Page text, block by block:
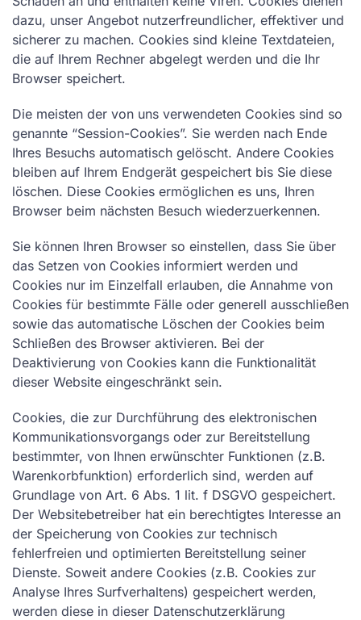
dazu, unser Angebot nutzerfreundlicher, effektiver und
sicherer zu machen. Cookies sind kleine Textdateien,
die auf Ihrem Rechner abgelegt werden und die Ihr
Browser speichert.
Die meisten der von uns verwendeten Cookies sind so
genannte “Session-Cookies”. Sie werden nach Ende
Ihres Besuchs automatisch gelöscht. Andere Cookies
bleiben auf Ihrem Endgerät gespeichert bis Sie diese
löschen. Diese Cookies ermöglichen es uns, Ihren
Browser beim nächsten Besuch wiederzuerkennen.
Sie können Ihren Browser so einstellen, dass Sie über
das Setzen von Cookies informiert werden und
Cookies nur im Einzelfall erlauben, die Annahme von
Cookies für bestimmte Fälle oder generell ausschließen
sowie das automatische Löschen der Cookies beim
Schließen des Browser aktivieren. Bei der
Deaktivierung von Cookies kann die Funktionalität
dieser Website eingeschränkt sein.
Cookies, die zur Durchführung des elektronischen
Kommunikationsvorgangs oder zur Bereitstellung
bestimmter, von Ihnen erwünschter Funktionen (z.B.
Warenkorbfunktion) erforderlich sind, werden auf
Grundlage von Art. 6 Abs. 1 lit. f DSGVO gespeichert.
Der Websitebetreiber hat ein berechtigtes Interesse an
der Speicherung von Cookies zur technisch
fehlerfreien und optimierten Bereitstellung seiner
Dienste. Soweit andere Cookies (z.B. Cookies zur
Analyse Ihres Surfverhaltens) gespeichert werden,
werden diese in dieser Datenschutzerklärung